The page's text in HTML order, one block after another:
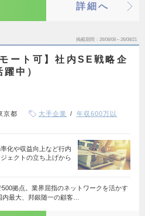
詳細へ
掲載期間 26/08/08～26/08/21
ート可】社内SE戦略企
中）
京都 大手企業
年収600万以
化や収益向上など行内
ェクトの立ち上げから
500拠点。業界屈指のネットワークを活かす
最大、邦銀随一の顧客…